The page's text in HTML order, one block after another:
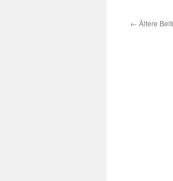
← Ältere